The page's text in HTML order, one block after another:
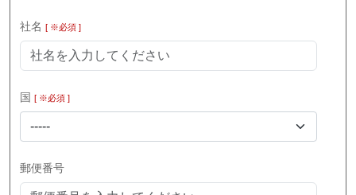
社名 [ ※必須 ]
国 [ ※必須 ]
-----
郵便番号